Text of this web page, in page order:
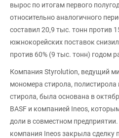
вырос по итогам первого
относительно аналогичного
составил 20,9 тыс. тонн против
южнокорейских поставок
против 60% (9 тыс. тонн) годом
Компания Styrolution, ведущий
мономера стирола, полистирола
стирола, была основана в
BASF и компанией Ineos,
доли в совместном
компания Ineos закрыла сделку